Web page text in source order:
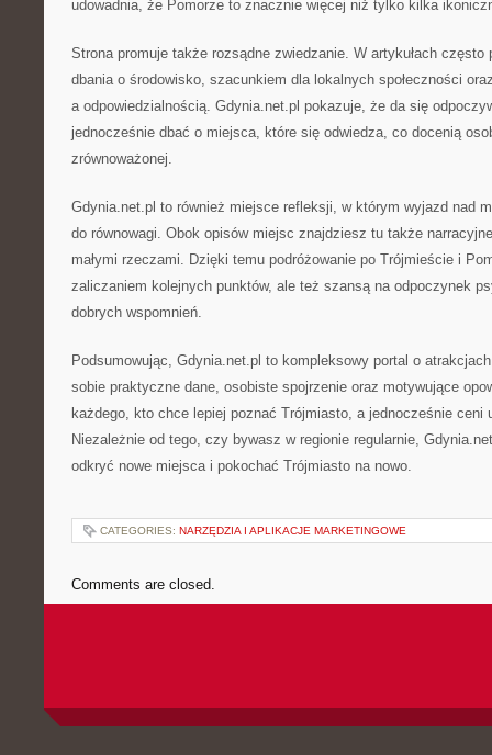
udowadnia, że Pomorze to znacznie więcej niż tylko kilka
Strona promuje także rozsądne zwiedzanie. W artykułach często
dbania o środowisko, szacunkiem dla lokalnych społeczności
a odpowiedzialnością. Gdynia.net.pl pokazuje, że da się
jednocześnie dbać o miejsca, które się odwiedza, co docenią
zrównoważonej.
Gdynia.net.pl to również miejsce refleksji, w którym wyjazd nad
do równowagi. Obok opisów miejsc znajdziesz tu także
małymi rzeczami. Dzięki temu podróżowanie po Trójmieście i
zaliczaniem kolejnych punktów, ale też szansą na odpoczynek
dobrych wspomnień.
Podsumowując, Gdynia.net.pl to kompleksowy portal o
sobie praktyczne dane, osobiste spojrzenie oraz motywujące
każdego, kto chce lepiej poznać Trójmiasto, a jednocześnie ceni
Niezależnie od tego, czy bywasz w regionie regularnie,
odkryć nowe miejsca i pokochać Trójmiasto na nowo.
CATEGORIES: NARZĘDZIA I APLIKACJE MARKETINGOWE
Comments are closed.